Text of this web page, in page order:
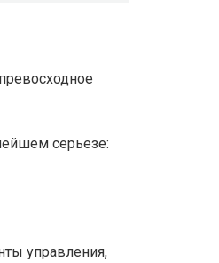
серьезе:
управления,